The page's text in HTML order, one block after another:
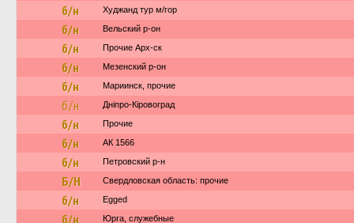
б/н Худжанд тур м/гор
б/н Вельский р-он
б/н Прочие Арх-ск
б/н Мезенский р-он
б/н Мариинск, прочие
б/н Дніпро-Кіровоград
б/н Прочие
б/н АК 1566
б/н Петровский р-н
Б/Н Свердловская область: прочие
б/н Egged
б/н Юрга, служебные